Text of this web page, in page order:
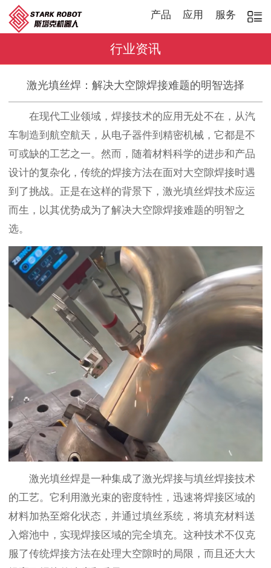
产品 应用 服务
行业资讯
激光填丝焊：解决大空隙焊接难题的明智选择
在现代工业领域，焊接技术的应用无处不在，从汽
车制造到航空航天，从电子器件到精密机械，它都是不
可或缺的工艺之一。然而，随着材料科学的进步和产品
设计的复杂化，传统的焊接方法在面对大空隙焊接时遇
到了挑战。正是在这样的背景下，激光填丝焊技术应运
而生，以其优势成为了解决大空隙焊接难题的明智之
选。
激光填丝焊是一种集成了激光焊接与填丝焊接技术
的工艺。它利用激光束的密度特性，迅速将焊接区域的
材料加热至熔化状态，并通过填丝系统，将填充材料送
入熔池中，实现焊接区域的完全填充。这种技术不仅克
服了传统焊接方法在处理大空隙时的局限，而且还大大